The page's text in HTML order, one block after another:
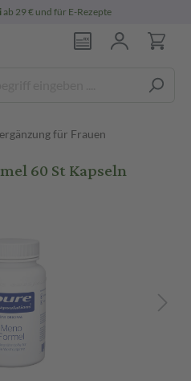
ab 29 € und für E-Rezepte
für Frauen
60 St Kapseln